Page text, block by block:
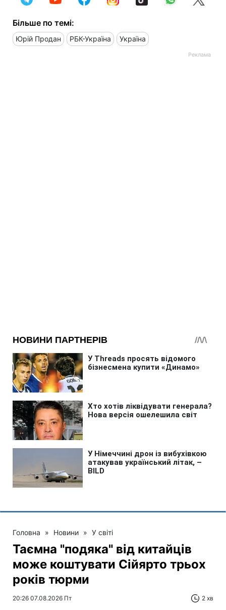
Більше по темі:
Юрій Продан РБК-Україна Україна
Головна » Новини » У світі
Таємна "подяка" від китайців
може коштувати Сійярто трьох
років тюрми
20:26 07.08.2026 Пт 2 хв